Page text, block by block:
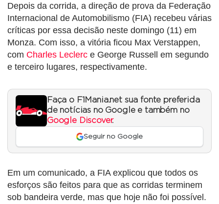
Depois da corrida, a direção de prova da Federação
Internacional de Automobilismo (FIA) recebeu várias
críticas por essa decisão neste domingo (11) em
Monza. Com isso, a vitória ficou Max Verstappen,
com Charles Leclerc e George Russell em segundo
e terceiro lugares, respectivamente.
Faça o F1Mania.net sua fonte preferida
de notícias no Google e também no
Google Discover.
Seguir no Google
Em um comunicado, a FIA explicou que todos os
esforços são feitos para que as corridas terminem
sob bandeira verde, mas que hoje não foi possível.